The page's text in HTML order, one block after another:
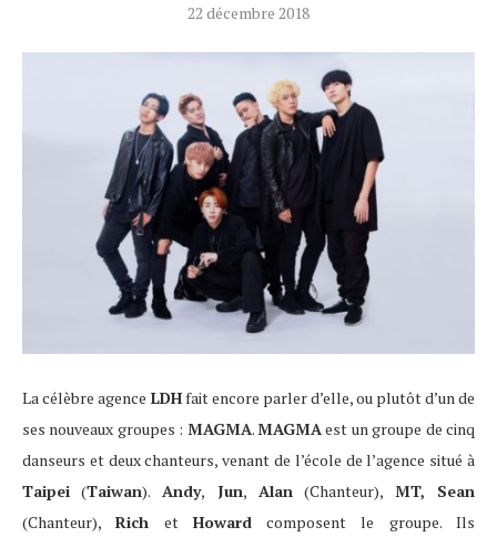
22 décembre 2018
La célèbre agence LDHfait encore parler d’elle, ou plutôt d’un de
ses nouveaux groupes : MAGMA.MAGMAest un groupe de cinq
danseurs et deux chanteurs, venant de l’école de l’agence situé à
Taipei (Taiwan). Andy, Jun, Alan(Chanteur), MT, Sean
(Chanteur),Rich et Howardcomposent le groupe. Ils